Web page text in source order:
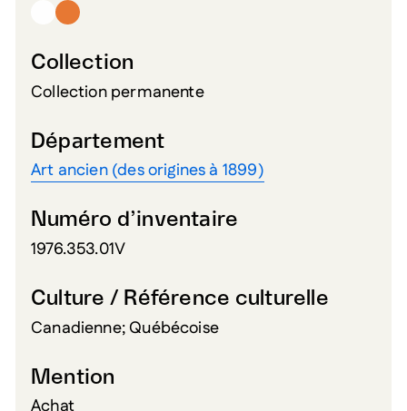
Collection
Collection permanente
Département
Art ancien (des origines à 1899)
Numéro d’inventaire
1976.353.01V
Culture / Référence culturelle
Canadienne; Québécoise
Mention